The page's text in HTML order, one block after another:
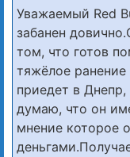
Уважаемый Red
забанен
том, что готов
тяжёлое ранение
приедет в
думаю, что он
мнение которое